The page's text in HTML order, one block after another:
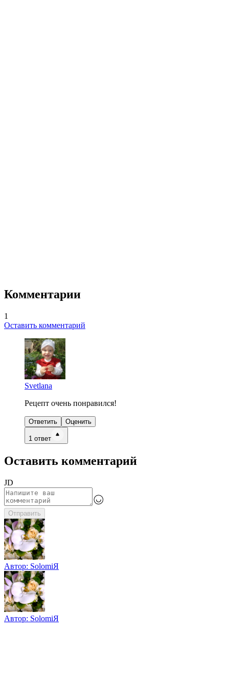
Комментарии
1
Оставить комментарий
Svetlana
Рецепт очень понравился!
Ответить Оценить
1 ответ
Оставить комментарий
JD
Отправить
Автор: SolomiЯ
Автор: SolomiЯ